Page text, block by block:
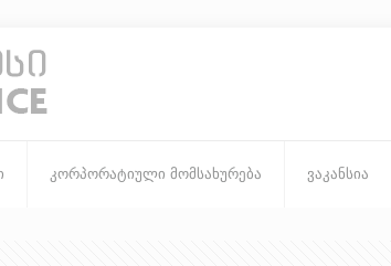
კორპორატიული მომსახურება ვაკანსია